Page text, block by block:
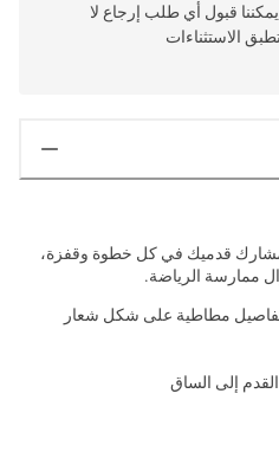
قبول أي طلب إرجاع لا
الاستثناءات
قدميك في كل خطوة وقفزة،
ممارسة الرياضة.
مطاطية على شكل شعار
إلى الساق